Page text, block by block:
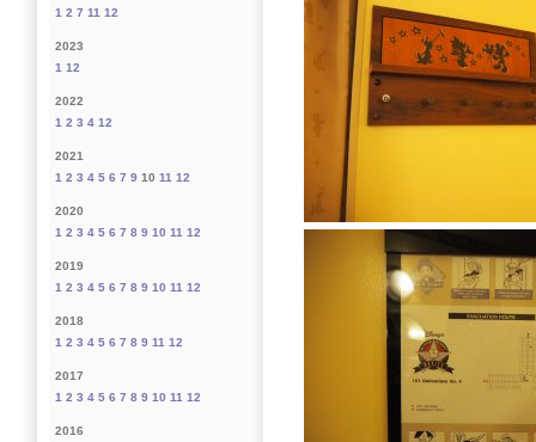
1 2 7 11 12
2023
1 12
2022
1 2 3 4 12
2021
1 2 3 4 5 6 7 9 10 11 12
2020
1 2 3 4 5 6 7 8 9 10 11 12
2019
1 2 3 4 5 6 7 8 9 10 11 12
2018
1 2 3 4 5 6 7 8 9 11 12
2017
1 2 3 4 5 6 7 8 9 10 11 12
2016